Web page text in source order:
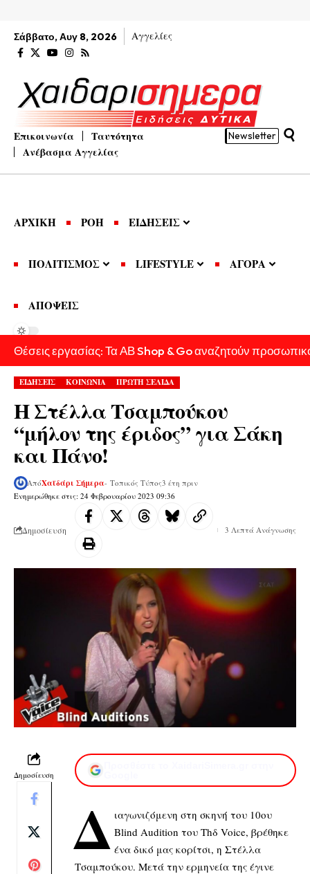
Σάββατο, Αυγ 8, 2026 Αγγελίες
Επικοινωνία
Ταυτότητα
Ανέβασμα Αγγελίας
Newsletter
ΑΡΧΙΚΗ ΡΟΗ ΕΙΔΗΣΕΙΣ
ΠΟΛΙΤΙΣΜΟΣ LIFESTYLE ΑΓΟΡΑ
ΑΠΟΨΕΙΣ
Θέσεις εργασίας: Τα ΑΒ Shop & Go αναζητούν
ΕΙΔΗΣΕΙΣ ΚΟΙΝΩΝΙΑ ΠΡΩΤΗ ΣΕΛΙΔΑ
Η Στέλλα Τσαμπούκου
“μήλον της έριδος” για Σάκη
και Πάνο!
Ενημερώθηκε στις: 24 Φεβρουαρίου 2023 09:36
ΑπόΧαϊδάρι Σήμερα- Τοπικός Τύπος3 έτη πριν
Δημοσίευση 3 Λεπτά Ανάγνωσης
Δημοσίευση
Δ ιαγωνιζόμενη στη σκηνή του 10ου
Blind Audition του Thδ Voice, βρέθηκε
ένα δικό μας κορίτσι, η Στέλλα
Τσαμπούκου. Μετά την ερμηνεία της έγινε